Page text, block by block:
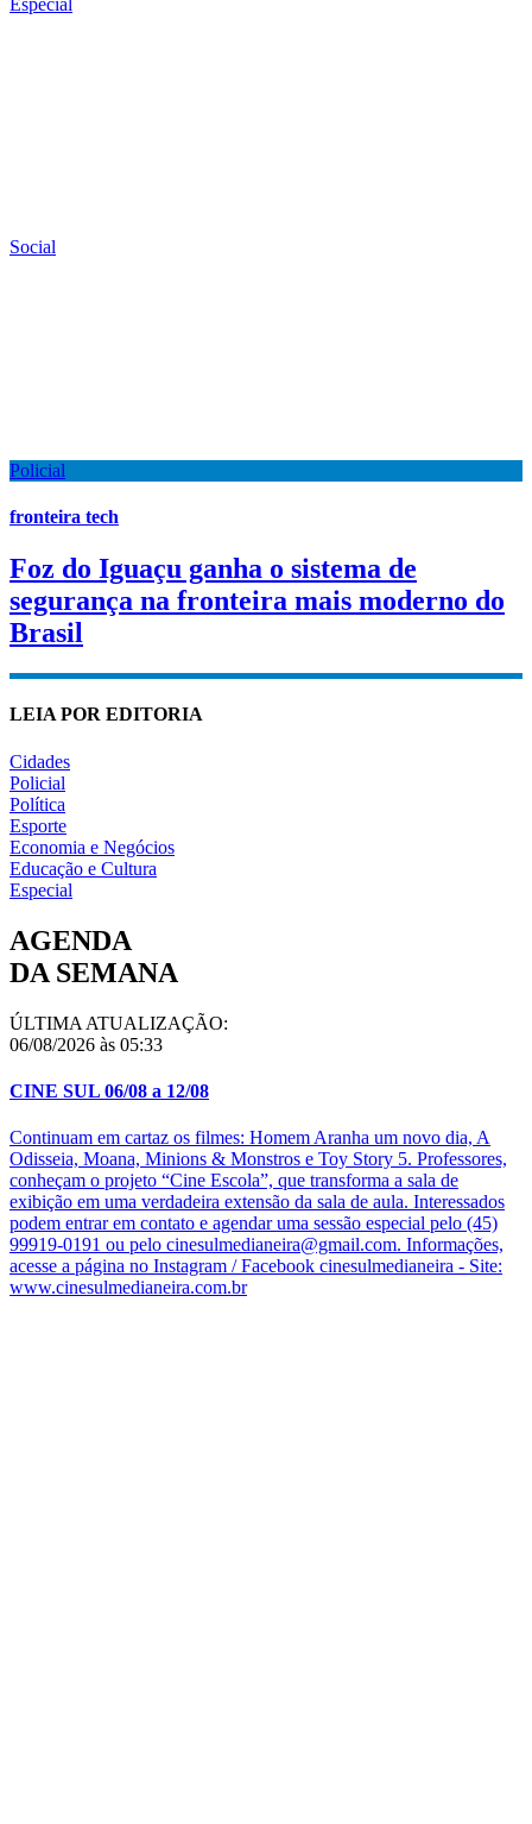
Social
Policial
fronteira tech
Foz do Iguaçu ganha o sistema de
segurança na fronteira mais moderno do
Brasil
LEIA POR EDITORIA
Cidades
Policial
Política
Esporte
Economia e Negócios
Educação e Cultura
Especial
AGENDA
DA SEMANA
ÚLTIMA ATUALIZAÇÃO:
06/08/2026 às 05:33
CINE SUL 06/08 a 12/08
Continuam em cartaz os filmes: Homem Aranha um novo dia, A
Odisseia, Moana, Minions & Monstros e Toy Story 5. Professores,
conheçam o projeto “Cine Escola”, que transforma a sala de
exibição em uma verdadeira extensão da sala de aula. Interessados
podem entrar em contato e agendar uma sessão especial pelo (45)
99919-0191 ou pelo cinesulmedianeira@gmail.com. Informações,
acesse a página no Instagram / Facebook cinesulmedianeira - Site:
www.cinesulmedianeira.com.br